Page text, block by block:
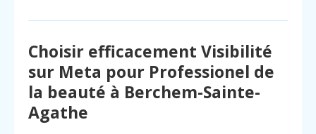
Choisir efficacement Visibilité
sur Meta pour Professionel de
la beauté à Berchem-Sainte-
Agathe